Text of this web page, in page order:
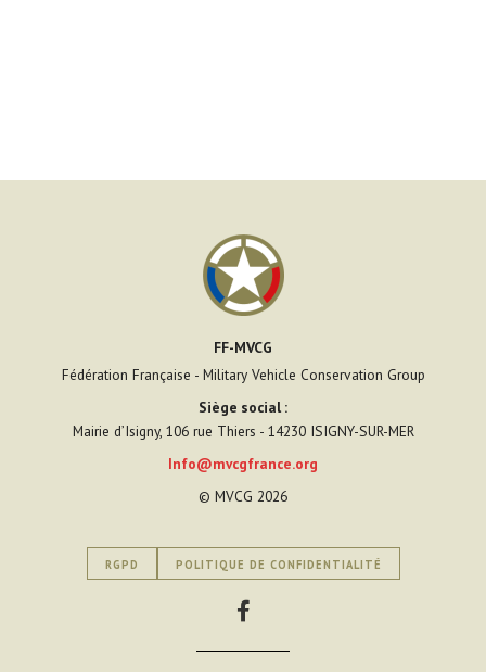
FF-MVCG
Fédération Française - Military Vehicle Conservation Group
Siège social :
Mairie d’Isigny, 106 rue Thiers - 14230 ISIGNY-SUR-MER
Info@mvcgfrance.org
© MVCG 2026
RGPD POLITIQUE DE CONFIDENTIALITÉ